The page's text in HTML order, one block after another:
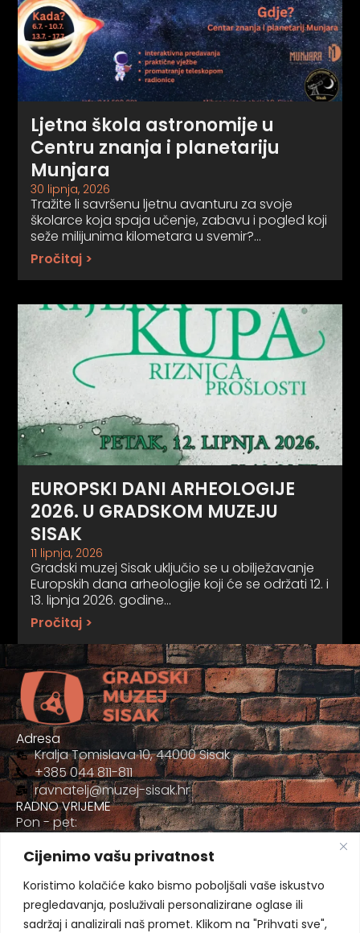
Cijenimo vašu privatnost
Koristimo kolačiće kako bismo poboljšali vaše iskustvo
pregledavanja, posluživali personalizirane oglase ili
sadržaj i analizirali naš promet. Klikom na "Prihvati sve",
Ljetna škola astronomije u
Centru znanja i planetariju
Munjara
30 lipnja, 2026
Tražite li savršenu ljetnu avanturu za svoje
školarce koja spaja učenje, zabavu i pogled koji
seže milijunima kilometara u svemir?…
Pročitaj >
EUROPSKI DANI ARHEOLOGIJE
2026. U GRADSKOM MUZEJU
SISAK
11 lipnja, 2026
Gradski muzej Sisak uključio se u obilježavanje
Europskih dana arheologije koji će se održati 12. i
13. lipnja 2026. godine…
Pročitaj >
Adresa
Kralja Tomislava 10, 44000 Sisak
+385 044 811-811
ravnatelj@muzej-sisak.hr
RADNO VRIJEME
Pon - pet:
Sub